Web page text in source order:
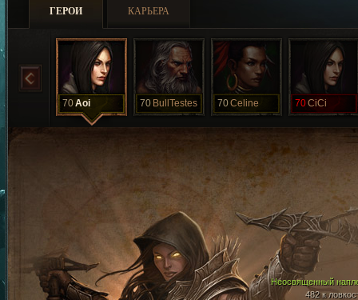
ГЕРОИ КАРЬЕРА
70Aoi 70 BullTestes 70Celine 70CiCi
Неосвященный
482 к